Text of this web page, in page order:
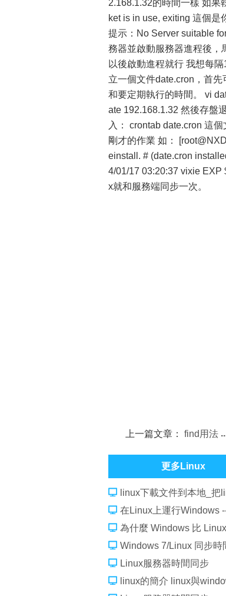
2.168.1.32的時間一樣 如果
ket is in use, exiting 這個是
提示：No Server suitable
務器並啟動服務器進程後，
以後啟動進程就行 我想每
立一個文件date.cron，首
和要定期執行的時間。 vi
ate 192.168.1.32 然後存盤
入： crontab date.cron 這
剛才的作業 如：
einstall. # (date.cron
4/01/17 03:20:37 vixie EXP
x就和服務端同步一次。
上一篇文章：find用法
更多Linux
linux下載文件到本地_
在Linux上運行Windows
為什麼 Windows 比
Windows 7/Linux 同步時
Linux服務器時間同步
linux的簡介 linux與